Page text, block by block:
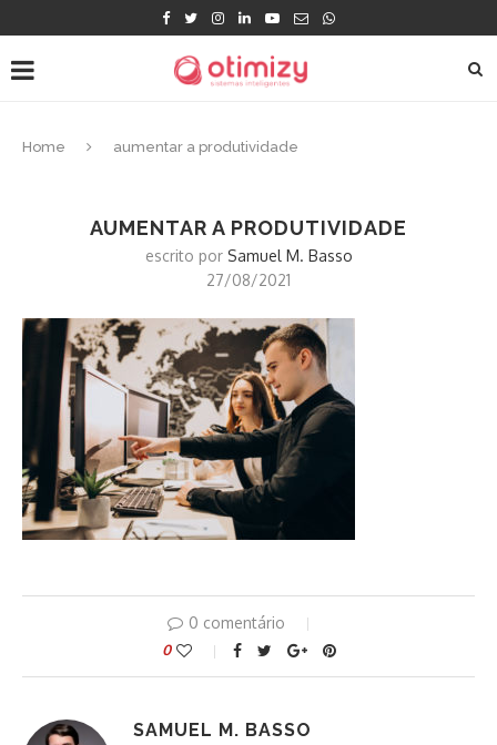
Home aumentar a produtividade
AUMENTAR A PRODUTIVIDADE
escrito por Samuel M. Basso
27/08/2021
0 comentário
0
SAMUEL M. BASSO